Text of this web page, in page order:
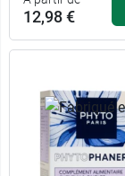
12,98 €